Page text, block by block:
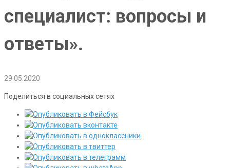
специалист: вопросы и
ответы».
29.05.2020
Поделиться в социальных сетях